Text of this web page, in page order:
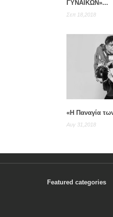
ΓΥΝΑΙΚΩΝ»...
Σεπ 18,2018
«Η Παναγία
Αυγ 31,2018
Featured categories